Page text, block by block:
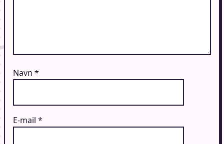
Navn *
E-mail *